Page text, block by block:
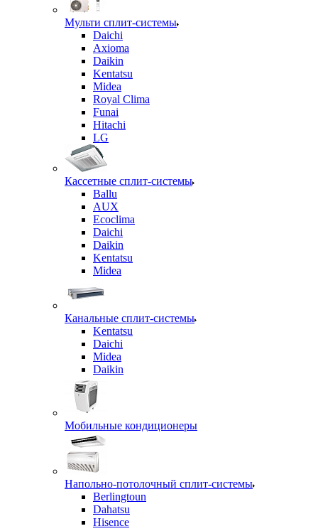
Мульти сплит-системы
Daichi
Axioma
Daikin
Kentatsu
Midea
Royal Clima
Funai
Hitachi
LG
Кассетные сплит-системы
Ballu
AUX
Ecoclima
Daichi
Daikin
Kentatsu
Midea
Канальные сплит-системы
Kentatsu
Daichi
Midea
Daikin
Мобильные кондиционеры
Напольно-потолочный сплит-системы
Berlingtoun
Dahatsu
Hisence